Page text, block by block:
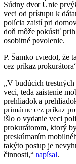
Súdny dvor Únie
veci od prístupu k
polícia zaistí pri
doň môže pokúsiť
osobitné povolenie.
P. Šamko uviedol, že
cez príkaz
„V budúcich
veci, teda zaistenie
prehliadok a
primárne cez príkaz
išlo o vydanie veci
prokurátorom, ktorý
preskúmaním
takýto postup je
činnosti,“ napísal.